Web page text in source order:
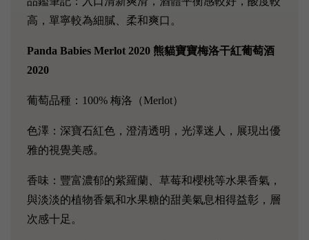
高，單寧較為細膩、柔和爽口。
Panda Babies Merlot 2020 ⁠熊貓寶寶梅洛干紅葡萄酒
2020
葡萄品種：100% 梅洛（Merlot）
色澤：深寶石紅色，澄清透明，光澤迷人，展現出優
雅的視覺美感。
香味：豐富濃郁的紫羅蘭、草莓和櫻桃等水果香氣，
與淡淡的植物香氣和水果糖的甜美氣息相得益彰，層
次感十足。